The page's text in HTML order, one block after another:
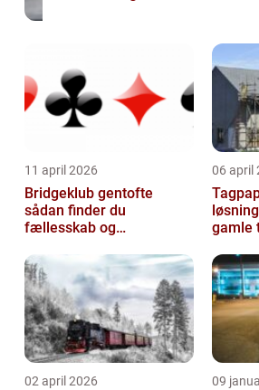
11 april 2026
Bridgeklub gentofte
sådan finder du
fællesskab og
06 april
Tagpap
gamle
02 april 2026 09